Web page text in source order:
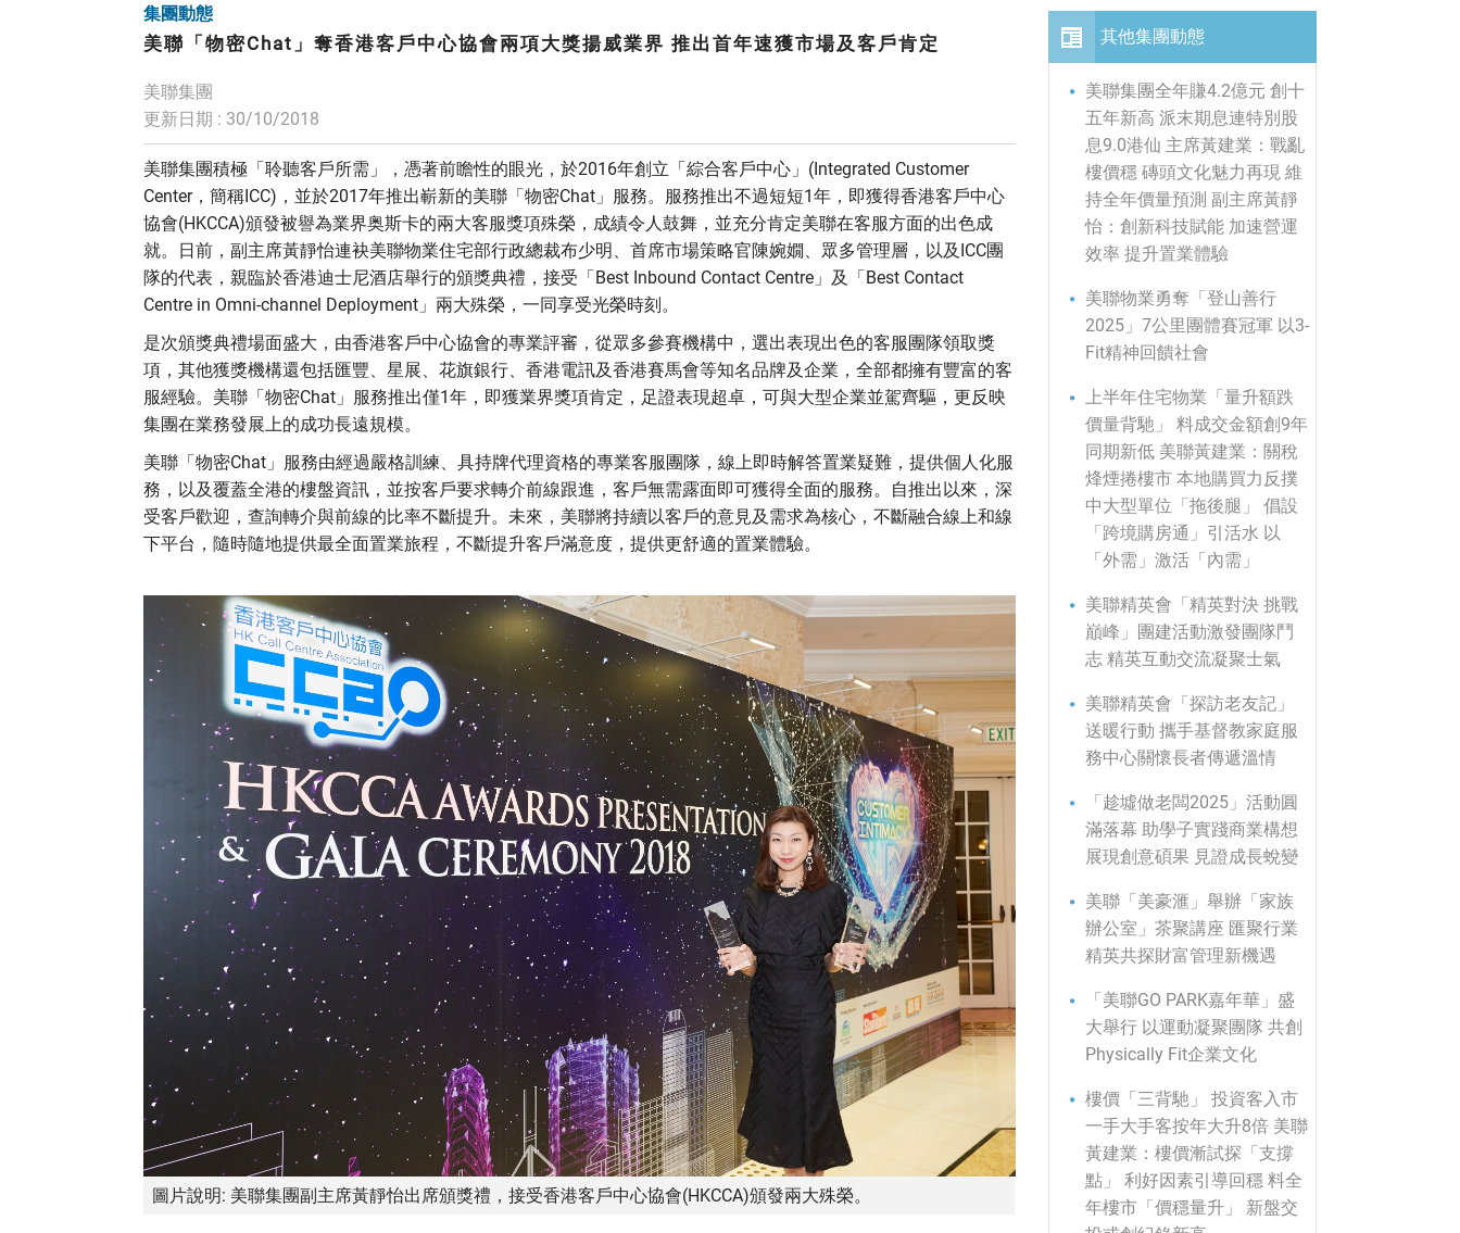
集團動態
美聯「物密Chat」奪香港客戶中心協會兩項大獎揚威業界 推出首年速獲市場及客戶肯定
美聯集團
更新日期 : 30/10/2018
美聯集團積極「聆聽客戶所需」，憑著前瞻性的眼光，於2016年創立「綜合客戶中心」(Integrated Customer
Center，簡稱ICC)，並於2017年推出嶄新的美聯「物密Chat」服務。服務推出不過短短1年，即獲得香港客戶中心
協會(HKCCA)頒發被譽為業界奥斯卡的兩大客服獎項殊榮，成績令人鼓舞，並充分肯定美聯在客服方面的出色成
就。日前，副主席黃靜怡連袂美聯物業住宅部行政總裁布少明、首席市場策略官陳婉嫺、眾多管理層，以及ICC團
隊的代表，親臨於香港迪士尼酒店舉行的頒獎典禮，接受「Best Inbound Contact Centre」及「Best Contact
Centre in Omni-channel Deployment」兩大殊榮，一同享受光榮時刻。
是次頒獎典禮場面盛大，由香港客戶中心協會的專業評審，從眾多參賽機構中，選出表現出色的客服團隊領取獎
項，其他獲獎機構還包括匯豐、星展、花旗銀行、香港電訊及香港賽馬會等知名品牌及企業，全部都擁有豐富的客
服經驗。美聯「物密Chat」服務推出僅1年，即獲業界獎項肯定，足證表現超卓，可與大型企業並駕齊驅，更反映
集團在業務發展上的成功長遠規模。
美聯「物密Chat」服務由經過嚴格訓練、具持牌代理資格的專業客服團隊，線上即時解答置業疑難，提供個人化服
務，以及覆蓋全港的樓盤資訊，並按客戶要求轉介前線跟進，客戶無需露面即可獲得全面的服務。自推出以來，深
受客戶歡迎，查詢轉介與前線的比率不斷提升。未來，美聯將持續以客戶的意見及需求為核心，不斷融合線上和線
下平台，隨時隨地提供最全面置業旅程，不斷提升客戶滿意度，提供更舒適的置業體驗。
圖片說明: 美聯集團副主席黃靜怡出席頒獎禮，接受香港客戶中心協會(HKCCA)頒發兩大殊榮。
其他集團動態
美聯集團全年賺4.2億元 創十
五年新高 派末期息連特別股
息9.0港仙 主席黃建業：戰亂
樓價穩 磚頭文化魅力再現 維
持全年價量預測 副主席黃靜
怡：創新科技賦能 加速營運
效率 提升置業體驗
美聯物業勇奪「登山善行
2025」7公里團體賽冠軍 以3-
Fit精神回饋社會
上半年住宅物業「量升額跌
價量背馳」 料成交金額創9年
同期新低 美聯黃建業：關稅
烽煙捲樓市 本地購買力反撲
中大型單位「拖後腿」 倡設
「跨境購房通」引活水 以
「外需」激活「內需」
美聯精英會「精英對決 挑戰
巔峰」團建活動激發團隊鬥
志 精英互動交流凝聚士氣
美聯精英會「探訪老友記」
送暖行動 攜手基督教家庭服
務中心關懷長者傳遞溫情
「趁墟做老闆2025」活動圓
滿落幕 助學子實踐商業構想
展現創意碩果 見證成長蛻變
美聯「美豪滙」舉辦「家族
辦公室」茶聚講座 匯聚行業
精英共探財富管理新機遇
「美聯GO PARK嘉年華」盛
大舉行 以運動凝聚團隊 共創
Physically Fit企業文化
樓價「三背馳」 投資客入市
一手大手客按年大升8倍 美聯
黃建業：樓價漸試探「支撐
點」 利好因素引導回穩 料全
年樓市「價穩量升」 新盤交